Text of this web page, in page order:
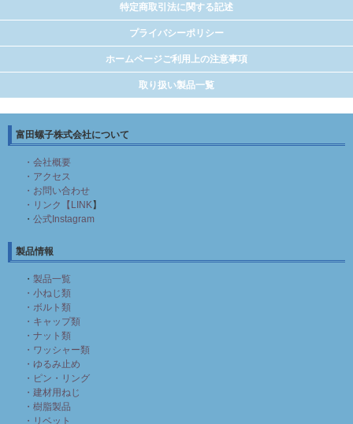
特定商取引法に関する記述
プライバシーポリシー
ホームページご利用上の注意事項
取り扱い製品一覧
富田螺子株式会社について
・会社概要
・アクセス
・お問い合わせ
・リンク【LINK】
・ 公式Instagram
製品情報
・ 製品一覧
・小ねじ類
・ボルト類
・キャップ類
・ナット類
・ワッシャー類
・ゆるみ止め
・ピン・リング
・建材用ねじ
・樹脂製品
・リベット